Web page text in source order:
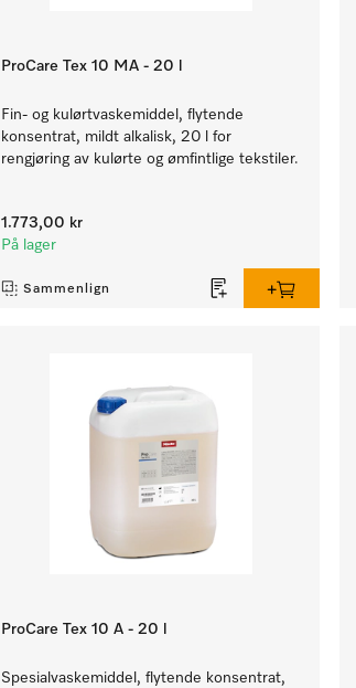
ProCare Tex 10 MA - 20 l
Fin- og kulørtvaskemiddel, flytende
konsentrat, mildt alkalisk, 20 l for
rengjøring av kulørte og ømfintlige tekstiler.
1.773,00 kr
På lager
Sammenlign
ProCare Tex 10 A - 20 l
Spesialvaskemiddel, flytende konsentrat,